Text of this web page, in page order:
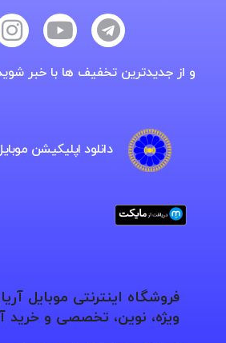
و از جدیدترین تخفیف ها با خبر
دانلود اپلیکیشن
فروشگاه اینترنتی موبایل
ویژه، نوین، تخصصی و خرید